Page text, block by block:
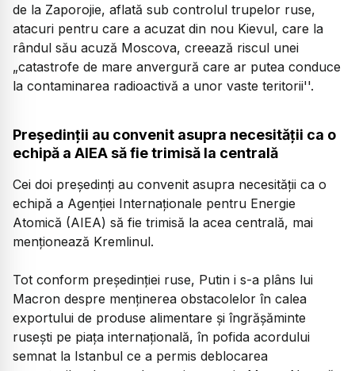
de la Zaporojie, aflată sub controlul trupelor ruse,
atacuri pentru care a acuzat din nou Kievul, care la
rândul său acuză Moscova, creează riscul unei
„catastrofe de mare anvergură care ar putea conduce
la contaminarea radioactivă a unor vaste teritorii''.
Președinții au convenit asupra necesității ca o
echipă a AIEA să fie trimisă la centrală
Cei doi preşedinţi au convenit asupra necesităţii ca o
echipă a Agenţiei Internaţionale pentru Energie
Atomică (AIEA) să fie trimisă la acea centrală, mai
menţionează Kremlinul.
Tot conform preşedinţiei ruse, Putin i s-a plâns lui
Macron despre menţinerea obstacolelor în calea
exportului de produse alimentare şi îngrăşăminte
ruseşti pe piaţa internaţională, în pofida acordului
semnat la Istanbul ce a permis deblocarea